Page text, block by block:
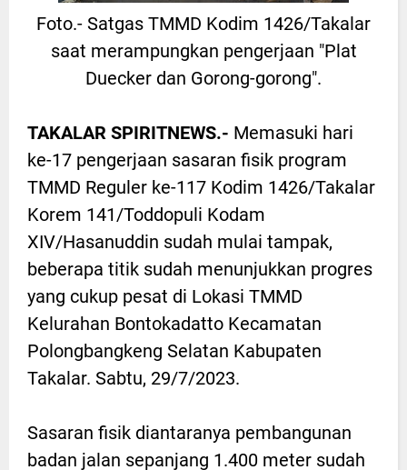
Foto.- Satgas TMMD Kodim 1426/Takalar
saat merampungkan pengerjaan "Plat
Duecker dan Gorong-gorong".
TAKALAR SPIRITNEWS.- Memasuki hari
ke-17 pengerjaan sasaran fisik program
TMMD Reguler ke-117 Kodim 1426/Takalar
Korem 141/Toddopuli Kodam
XIV/Hasanuddin sudah mulai tampak,
beberapa titik sudah menunjukkan progres
yang cukup pesat di Lokasi TMMD
Kelurahan Bontokadatto Kecamatan
Polongbangkeng Selatan Kabupaten
Takalar. Sabtu, 29/7/2023.
Sasaran fisik diantaranya pembangunan
badan jalan sepanjang 1.400 meter sudah